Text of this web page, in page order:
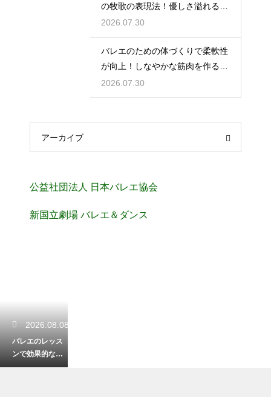
の牧歌の表現法！優しさ溢れる踊
り
2026.07.30
バレエのための体づくりで柔軟性
が向上！しなやかな筋肉を作る毎
日の新習慣
2026.07.30
アーカイブ
公益社団法人 日本バレエ協会
新国立劇場 バレエ＆ダンス
2026.08.08
バレエのレッス
ンで効果的な呼
吸法を実践！上